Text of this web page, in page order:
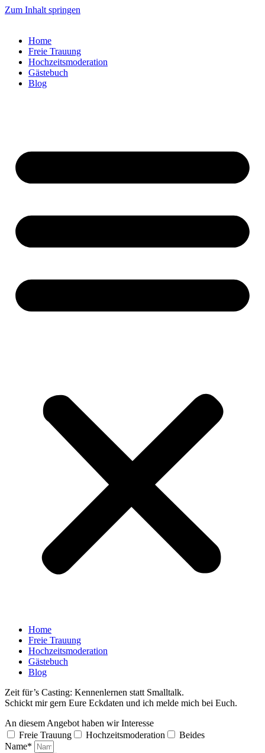
Zum Inhalt springen
Home
Freie Trauung
Hochzeitsmoderation
Gästebuch
Blog
Home
Freie Trauung
Hochzeitsmoderation
Gästebuch
Blog
Zeit für’s Casting: Kennenlernen statt Smalltalk.
Schickt mir gern Eure Eckdaten und ich melde mich bei Euch.
An diesem Angebot haben wir Interesse
Freie Trauung
Hochzeitsmoderation
Beides
Name*